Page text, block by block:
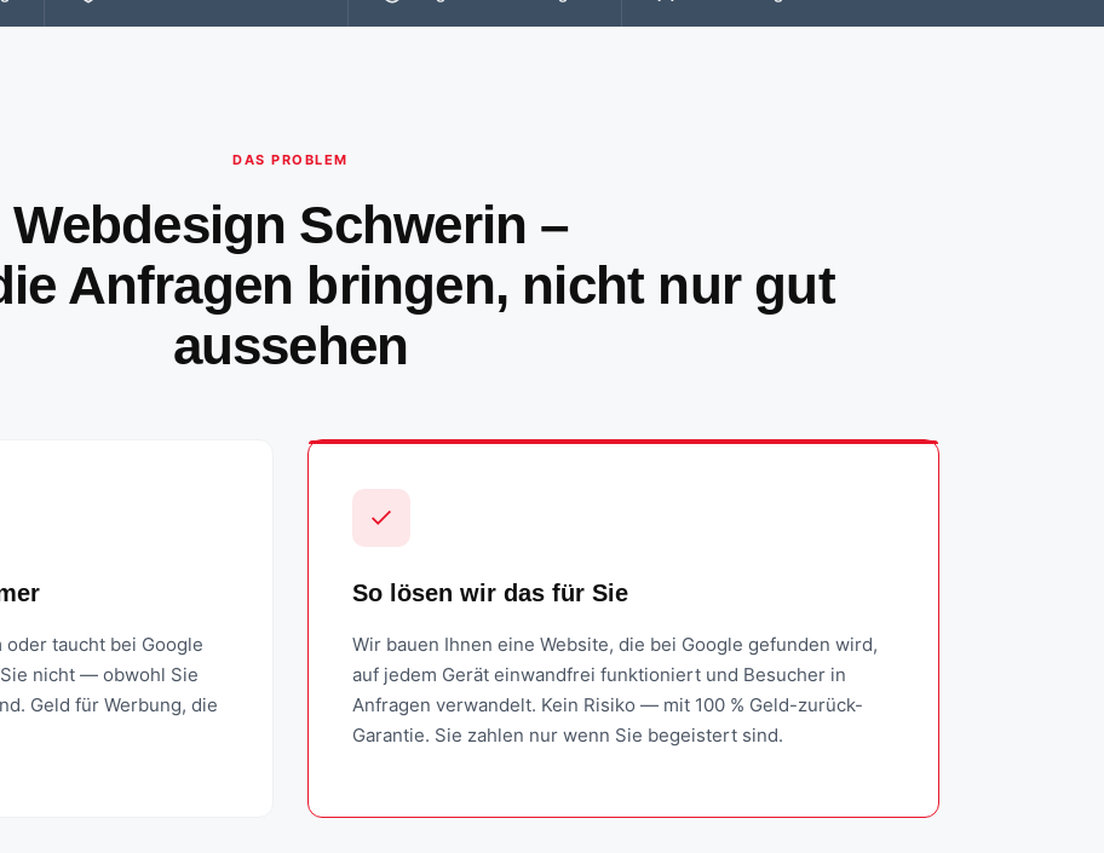
DAS PROBLEM
Webdesign Schwerin –
Anfragen bringen, nicht nur gut
aussehen
oder taucht bei Google
nicht — obwohl Sie
Geld für Werbung, die
So lösen wir das für Sie
Wir bauen Ihnen eine Website, die bei Google gefunden wird,
auf jedem Gerät einwandfrei funktioniert und Besucher in
Anfragen verwandelt. Kein Risiko — mit 100 % Geld-zurück-
Garantie. Sie zahlen nur wenn Sie begeistert sind.